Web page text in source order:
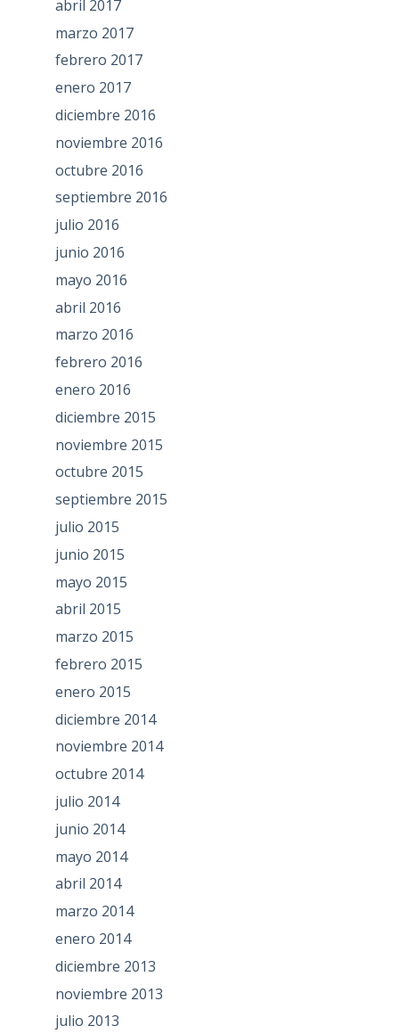
abril 2017
marzo 2017
febrero 2017
enero 2017
diciembre 2016
noviembre 2016
octubre 2016
septiembre 2016
julio 2016
junio 2016
mayo 2016
abril 2016
marzo 2016
febrero 2016
enero 2016
diciembre 2015
noviembre 2015
octubre 2015
septiembre 2015
julio 2015
junio 2015
mayo 2015
abril 2015
marzo 2015
febrero 2015
enero 2015
diciembre 2014
noviembre 2014
octubre 2014
julio 2014
junio 2014
mayo 2014
abril 2014
marzo 2014
enero 2014
diciembre 2013
noviembre 2013
julio 2013